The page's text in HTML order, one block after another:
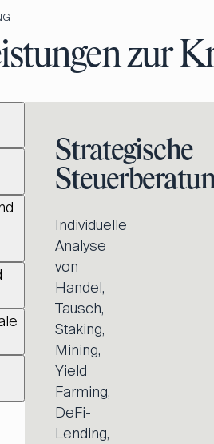
zur
Strategische
Individuelle
Analyse
von
Handel,
Tausch,
Staking,
Mining,
Yield
Farming,
DeFi-
Lending,